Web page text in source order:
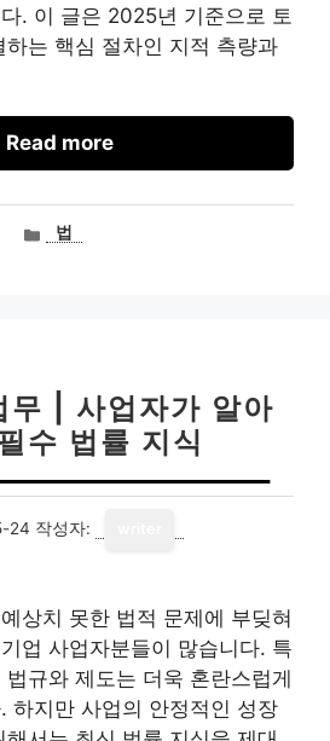
. 이 글은 2025년 기준으로 토
는 핵심 절차인 지적 측량과
Read more
카법
무 | 사업자가 알아
수 법률 지식
24 작성자:
상치 못한 법적 문제에 부딪혀
업 사업자분들이 많습니다. 특
규와 제도는 더욱 혼란스럽게
하지만 사업의 안정적인 성장